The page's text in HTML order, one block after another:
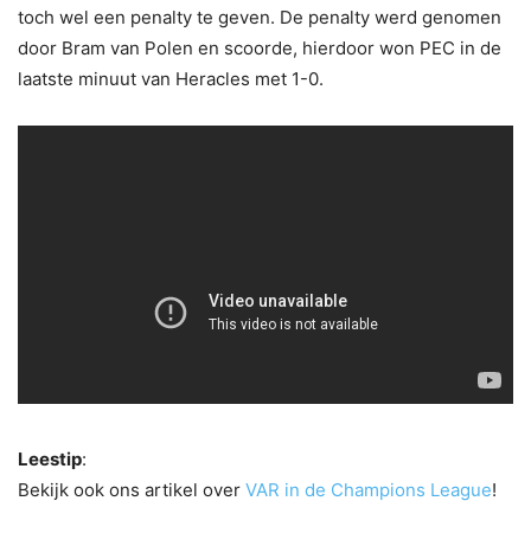
toch wel een penalty te geven. De penalty werd genomen
door Bram van Polen en scoorde, hierdoor won PEC in de
laatste minuut van Heracles met 1-0.
Leestip:
Bekijk ook ons artikel over VAR in de Champions League!